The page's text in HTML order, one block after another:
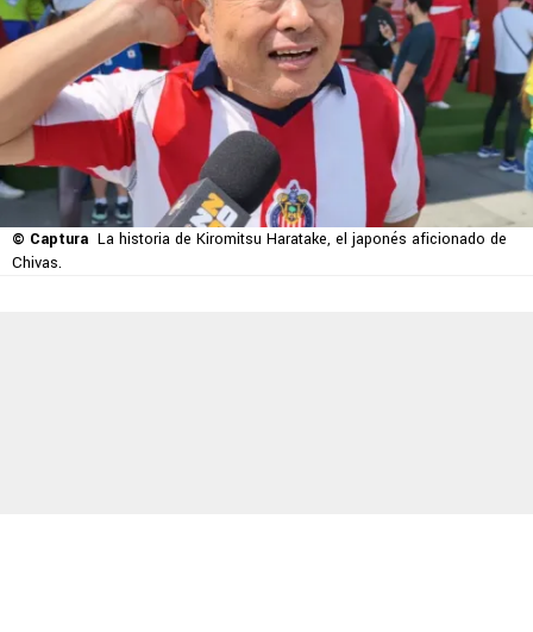
© Captura La historia de Kiromitsu Haratake, el japonés aficionado de
Chivas.